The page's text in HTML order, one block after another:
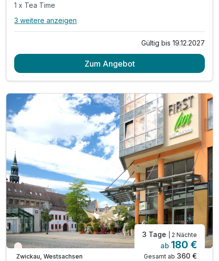
1 x Tea Time
Alle Inklusivleistungen
2 x reichhaltiges Frühstück vom Buffet
1 x Fondue Dinner
inkl. Entspannung in unserer Sauna
inkl. Aktivzeit in unserem Fitnessbereich
3 weitere anzeigen
Gültig bis 19.12.2027
Zum Angebot
Wieder frei ab September
Zwickau, Westsachsen
3 Tage | 2 Nächte
ab 180 €
Gesamt ab 360 €